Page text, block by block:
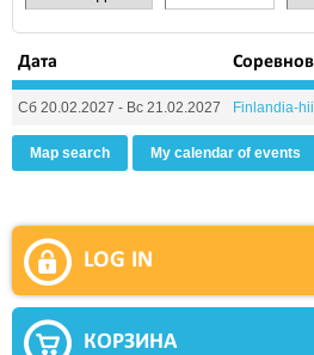
Дата
Сб 20.02.2027 - Вс 21.02.2027 Finlandia-
Map search My calendar of events
LOG IN
КОРЗИНА